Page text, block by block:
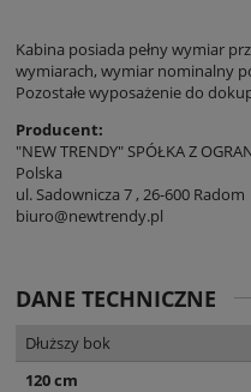
Kabina posiada pełny wymiar
wymiarach, wymiar nominalny
Pozostałe wyposażenie do
Producent:
"NEW TRENDY" SPÓŁKA Z
Polska
ul. Sadownicza 7 , 26-600 Radom
biuro@newtrendy.pl
DANE TECHNICZNE
Dłuższy bok
120 cm